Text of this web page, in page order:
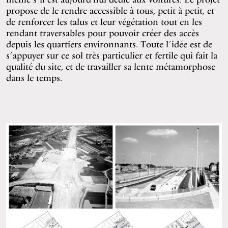
propose de le rendre accessible à tous, petit à petit, et
de renforcer les talus et leur végétation tout en les
rendant traversables pour pouvoir créer des accès
depuis les quartiers environnants. Toute l’idée est de
s’appuyer sur ce sol très particulier et fertile qui fait la
qualité du site, et de travailler sa lente métamorphose
dans le temps.